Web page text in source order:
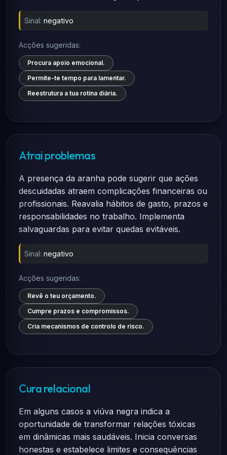
Sinal: negativo
Acções sugeridas:
Procura apoio emocional.
Permite-te tempo para lamentar.
Reestrutura a tua rotina diária.
Atrai problemas
A presença da aranha pode sugerir que ações
descuidadas atraem complicações financeiras ou
profissionais. Reavalia hábitos de gasto, prazos e
responsabilidades no trabalho. Implementa
salvaguardas para evitar quedas evitáveis.
Sinal: negativo
Acções sugeridas:
Revê o teu orçamento.
Cumpre prazos e compromissos.
Cria mecanismos de controlo de risco.
Cura relacional
Em alguns casos a viúva negra indica a
oportunidade de transformar relações tóxicas
em dinâmicas mais saudáveis. Inicia conversas
honestas e estabelece limites e consequências